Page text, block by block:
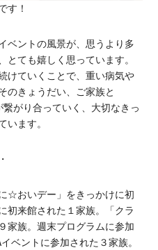
す！
ベントの風景が、思うより多
とても嬉しく思っています。
けていくことで、重い病気や
のきょうだい、ご家族と
繋がり合っていく、大切なきっ
ます。
☆おいデー」をきっかけに初
初来館された１家族。「クラ
家族。週末プログラムに参加
ベントに参加された３家族。